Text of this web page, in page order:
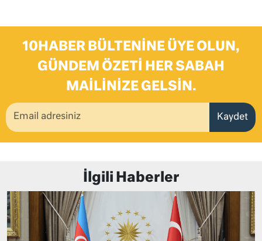
10HABER BÜLTENINE ÜYE OLUN,
GÜNDEM ÖZETI HER SABAH
MAILINIZE GELSIN.
Kaydet
İlgili Haberler